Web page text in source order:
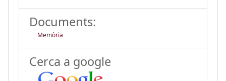
Documents:
Memòria
Cerca a google